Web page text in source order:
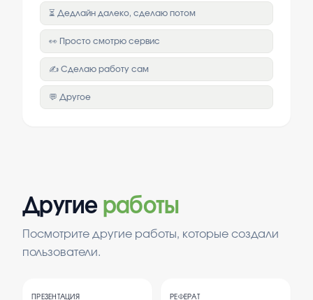
⏳ Дедлайн далеко, сделаю потом
👀 Просто смотрю сервис
✍️ Сделаю работу сам
💬 Другое
Другие работы
Посмотрите другие работы, которые создали
пользователи.
ПРЕЗЕНТАЦИЯ РЕФЕРАТ